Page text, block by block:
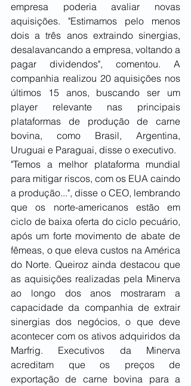
empresa poderia avaliar novas
aquisições. "Estimamos pelo menos
dois a três anos extraindo sinergias,
desalavancando a empresa, voltando a
pagar dividendos", comentou. A
companhia realizou 20 aquisições nos
últimos 15 anos, buscando ser um
player relevante nas principais
plataformas de produção de carne
bovina, como Brasil, Argentina,
Uruguai e Paraguai, disse o executivo.
"Temos a melhor plataforma mundial
para mitigar riscos, com os EUA caindo
a produção...", disse o CEO, lembrando
que os norte-americanos estão em
ciclo de baixa oferta do ciclo pecuário,
após um forte movimento de abate de
fêmeas, o que eleva custos na América
do Norte. Queiroz ainda destacou que
as aquisições realizadas pela Minerva
ao longo dos anos mostraram a
capacidade da companhia de extrair
sinergias dos negócios, o que deve
acontecer com os ativos adquiridos da
Marfrig. Executivos da Minerva
acreditam que os preços de
exportação de carne bovina para a